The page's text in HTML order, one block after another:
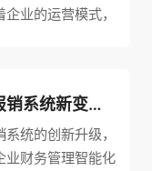
业的运营模式，
中小公司报销系统新变革，引领财务管理智能化浪潮
统的创新升级，
业财务管理智能化